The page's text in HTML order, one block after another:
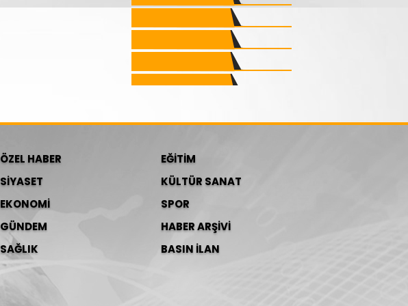
ÖZEL HABER
SİYASET
EKONOMİ
GÜNDEM
SAĞLIK
EĞİTİM
KÜLTÜR SANAT
SPOR
HABER ARŞİVİ
BASIN İLAN